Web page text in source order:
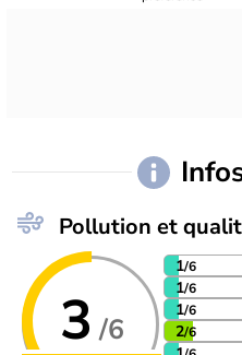
Pollution et
3 /6
1/6
1/6
1/6
2/6